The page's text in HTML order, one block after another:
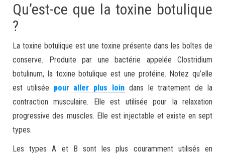
Qu’est-ce que la toxine botulique
?
La toxine botulique est une toxine présente dans les boîtes de
conserve. Produite par une bactérie appelée Clostridium
botulinum, la toxine botulique est une protéine. Notez qu’elle
est utilisée pour aller plus loin dans le traitement de la
contraction musculaire. Elle est utilisée pour la relaxation
progressive des muscles. Elle est injectable et existe en sept
types.
Les types A et B sont les plus couramment utilisés en